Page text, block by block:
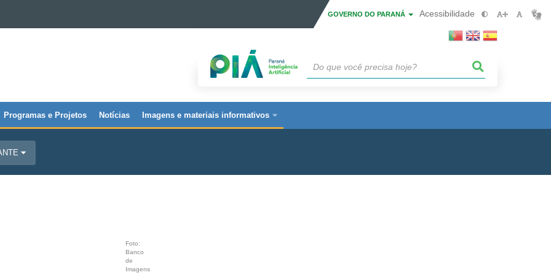
GOVERNO DO PARANÁ Acessibilidade
Programas e Projetos Notícias Imagens e materiais informativos
Foto:
Banco
de
Imagens